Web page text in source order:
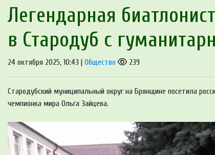
Легендарная
в Стародуб с
24 октября 2025, 10:43 | Общество 239
Стародубский муниципальный округ на Брянщине посетила
чемпионка мира Ольга Зайцева.